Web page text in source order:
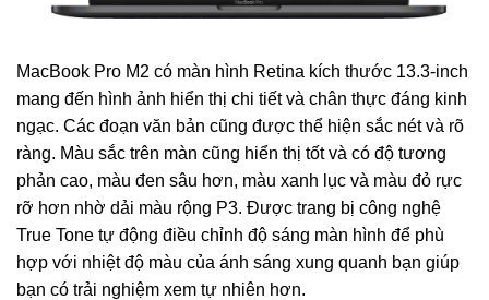
MacBook Pro M2 có màn hình Retina kích thước 13.3-inch
mang đến hình ảnh hiển thị chi tiết và chân thực đáng kinh
ngạc. Các đoạn văn bản cũng được thể hiện sắc nét và rõ
ràng. Màu sắc trên màn cũng hiển thị tốt và có độ tương
phản cao, màu đen sâu hơn, màu xanh lục và màu đỏ rực
rỡ hơn nhờ dải màu rộng P3. Được trang bị công nghệ
True Tone tự động điều chỉnh độ sáng màn hình để phù
hợp với nhiệt độ màu của ánh sáng xung quanh bạn giúp
bạn có trải nghiệm xem tự nhiên hơn.